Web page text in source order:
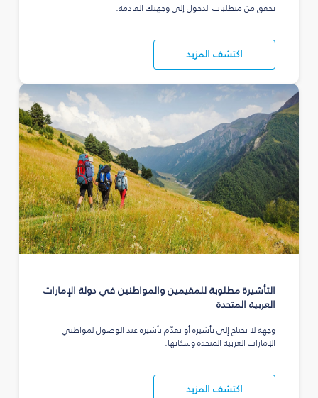
تحقق من متطلبات الدخول إلى وجهتك القادمة.
اكتشف المزيد
التأشيرة مطلوبة للمقيمين والمواطنين في دولة الإمارات
العربية المتحدة
وجهة لا تحتاج إلى تأشيرة أو تقدّم تأشيرة عند الوصول لمواطني
الإمارات العربية المتحدة وسكانها.
اكتشف المزيد